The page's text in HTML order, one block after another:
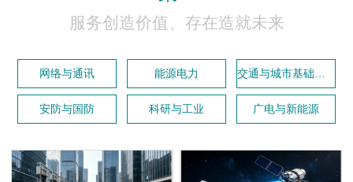
服务创造价值、存在造就未来
网络与通讯 能源电力
安防与国防 科研与工业 广电与新能源